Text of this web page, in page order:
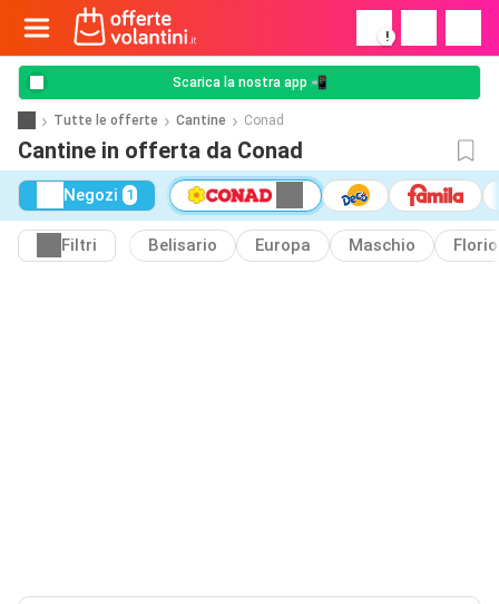
!
Scarica la nostra app 📲
Tutte le offerte Cantine Conad
Cantine in offerta da Conad
Negozi 1
Filtri Belisario Europa Maschio Florio